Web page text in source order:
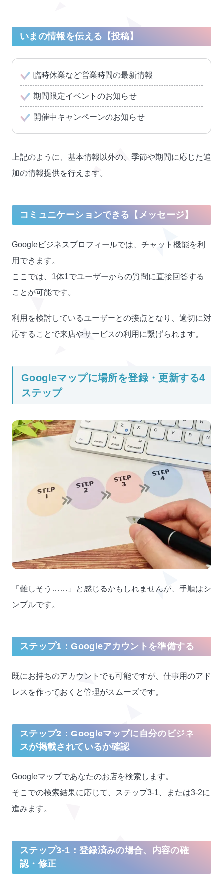
いまの情報を伝える【投稿】
臨時休業など営業時間の最新情報
期間限定イベントのお知らせ
開催中キャンペーンのお知らせ
上記のように、基本情報以外の、季節や期間に応じた追
加の情報提供を行えます。
コミュニケーションできる【メッセージ】
Googleビジネスプロフィールでは、チャット機能を利
用できます。
ここでは、1体1でユーザーからの質問に直接回答する
ことが可能です。
利用を検討しているユーザーとの接点となり、適切に対
応することで来店やサービスの利用に繋げられます。
Googleマップに場所を登録・更新する4
ステップ
「難しそう……」と感じるかもしれませんが、手順はシ
ンプルです。
ステップ1：Googleアカウントを準備する
既にお持ちのアカウントでも可能ですが、仕事用のアド
レスを作っておくと管理がスムーズです。
ステップ2：Googleマップに自分のビジネ
スが掲載されているか確認
Googleマップであなたのお店を検索します。
そこでの検索結果に応じて、ステップ3-1、または3-2に
進みます。
ステップ3-1：登録済みの場合、内容の確
認・修正